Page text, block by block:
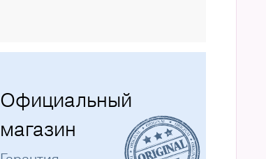
Официальный
магазин